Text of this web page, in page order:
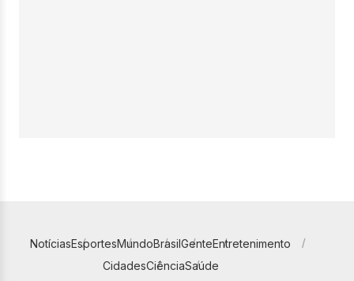
NotíciasEsportesMundoBrasilGenteEntretenimento
CidadesCiênciaSaúde